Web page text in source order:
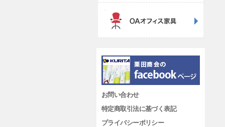
お問い合わせ
特定商取引法に基づく表記
プライバシーポリシー